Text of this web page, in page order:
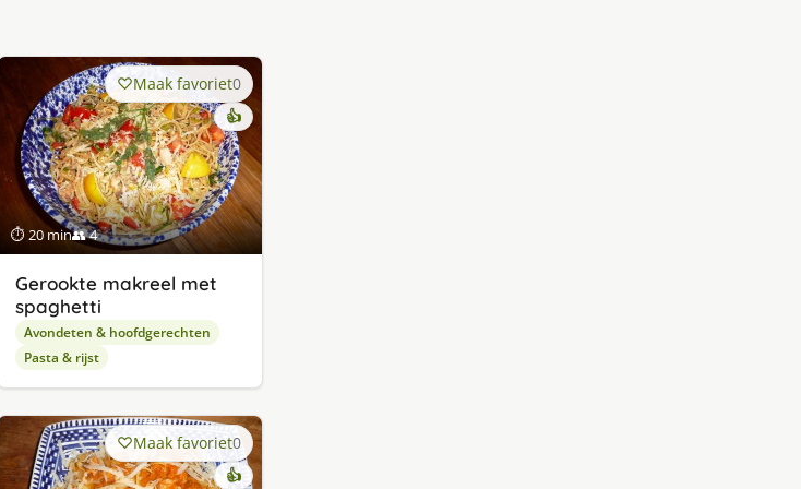
⏱ 20 min👥 4
Maak favoriet0
👍
Gerookte makreel met
spaghetti
Avondeten & hoofdgerechten
Pasta & rijst
Maak favoriet0
👍